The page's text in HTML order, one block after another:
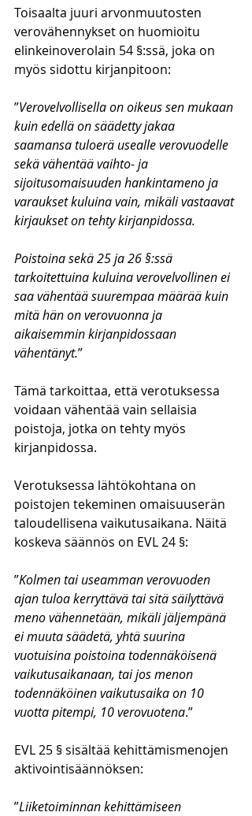
Toisaalta juuri arvonmuutosten
verovähennykset on huomioitu
elinkeinoverolain 54 §:ssä, joka on
myös sidottu kirjanpitoon:
”Verovelvollisella on oikeus sen mukaan
kuin edellä on säädetty jakaa
saamansa tuloerä usealle verovuodelle
sekä vähentää vaihto- ja
sijoitusomaisuuden hankintameno ja
varaukset kuluina vain, mikäli vastaavat
kirjaukset on tehty kirjanpidossa.
Poistoina sekä 25 ja 26 §:ssä
tarkoitettuina kuluina verovelvollinen ei
saa vähentää suurempaa määrää kuin
mitä hän on verovuonna ja
aikaisemmin kirjanpidossaan
vähentänyt.”
Tämä tarkoittaa, että verotuksessa
voidaan vähentää vain sellaisia
poistoja, jotka on tehty myös
kirjanpidossa.
Verotuksessa lähtökohtana on
poistojen tekeminen omaisuuserän
taloudellisena vaikutusaikana. Näitä
koskeva säännös on EVL 24 §:
”Kolmen tai useamman verovuoden
ajan tuloa kerryttävä tai sitä säilyttävä
meno vähennetään, mikäli jäljempänä
ei muuta säädetä, yhtä suurina
vuotuisina poistoina todennäköisenä
vaikutusaikanaan, tai jos menon
todennäköinen vaikutusaika on 10
vuotta pitempi, 10 verovuotena.”
EVL 25 § sisältää kehittämismenojen
aktivointisäännöksen:
”Liiketoiminnan kehittämiseen